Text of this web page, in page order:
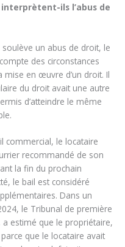
ils l’abus de
soulève un abus de droit, le
des circonstances
mise en œuvre d’un droit. Il
du droit avait une autre
d’atteindre le même
commercial, le locataire
recommandé de son
la fin du prochain
le bail est considéré
Dans un
le Tribunal de première
estimé que le propriétaire,
que le locataire avait